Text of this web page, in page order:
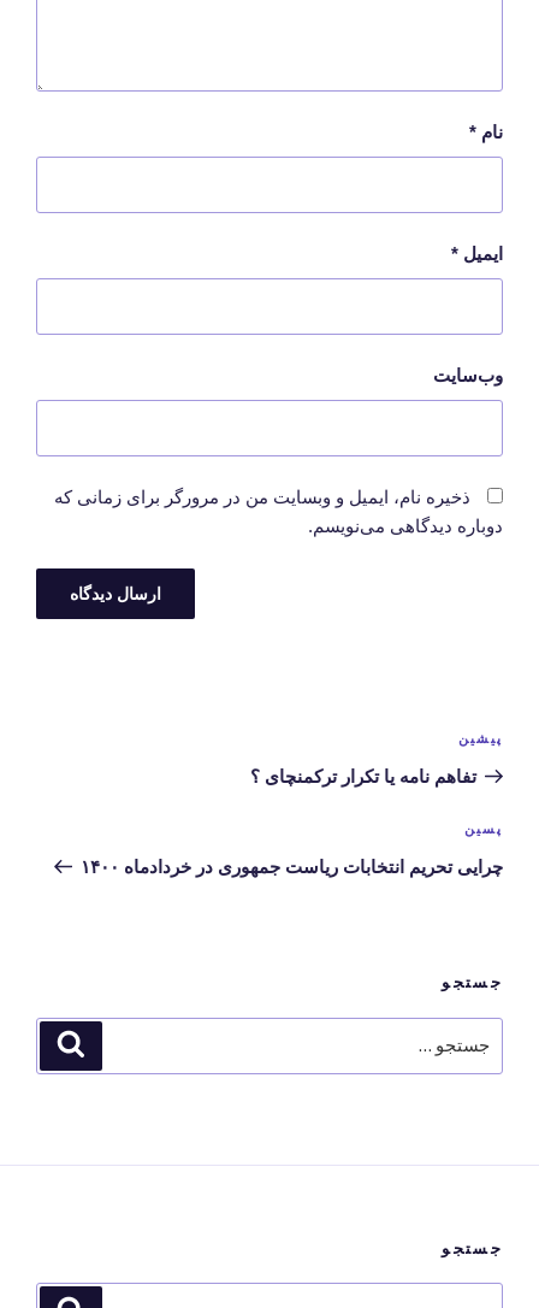
نام *
ایمیل *
وب‌سایت
ذخیره نام، ایمیل و وبسایت من در مرورگر برای زمانی که
دوباره دیدگاهی می‌نویسم.
نوشته
قبلی
پیشین
تفاهم نامه یا تکرار ترکمنچای ؟
نوشته‌ی
بعدی
پسین
چرایی تحریم انتخابات ریاست جمهوری در خردادماه ۱۴۰۰
جستجو
برای
جستجو
جستجو
جستجو